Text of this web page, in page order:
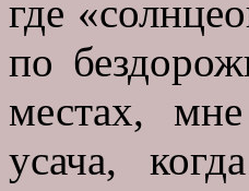
где
по
местах,
усача,